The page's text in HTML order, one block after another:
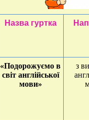
Назва гуртка
«Подорожуємо в
світ англійської
мови»
з